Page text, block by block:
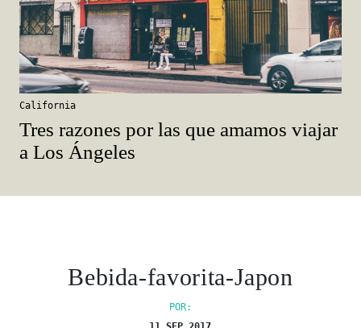
California
Tres razones por las que amamos viajar
a Los Ángeles
Bebida-favorita-Japon
POR: